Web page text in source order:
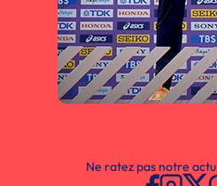
Ne ratez pas notre